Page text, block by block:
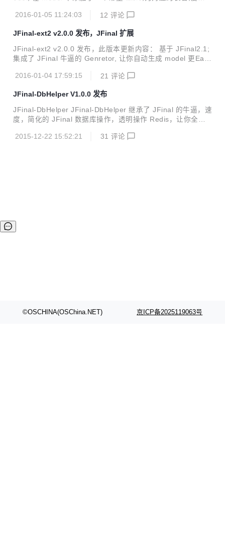
essWarnings("serial") public class Zcq extends BaseZcq<
c static final String table = "zcq"; } 3. 修改了 cfg.t...
2016-01-05 11:24:03 12 评论
JFinal-ext2 v2.0.0 发布，JFinal 扩展
JFinal-ext2 v2.0.0 发布，此版本更新内容： 基于 JFinal2.1;
集成了 JFinal 牛逼的 Genretor, 让你自动生成 model 更Eas
做了一个DruidEncryptPlugin,在配置文件中使用加密的数据库
--------------------------------------------# # database Config
# 1. db.active:ture, use...
2016-01-04 17:59:15 21 评论
JFinal-DbHelper V1.0.0 发布
JFinal-DbHelper JFinal-DbHelper 继承了 JFinal 的牛逼，速
度，简化的 JFinal 数据库操作，透明操作 Redis，让你全心
HelperKit: 封装了 JFinal DbKit，直接使用 Map 来装数据库
2015-12-22 15:52:21 31 评论
©OSCHINA(OSChina.NET) 京ICP备2025119063号